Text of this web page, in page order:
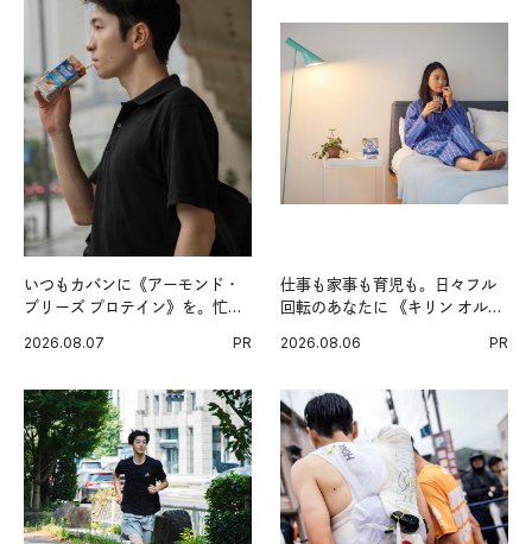
いつもカバンに《アーモンド・
ブリーズ プロテイン》を。忙し
グ習慣。
2026.08.07 PR
仕事も家事も育児も。日々フル
回転のあなたに 《キリン オルニ
2026.08.06 PR